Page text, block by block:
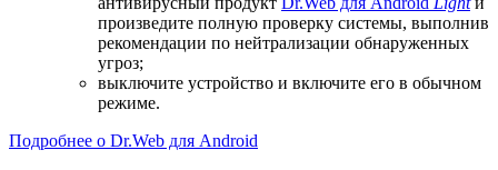
произведите полную проверку системы, выполнив
рекомендации по нейтрализации обнаруженных
угроз;
выключите устройство и включите его в обычном
режиме.
Подробнее о Dr.Web для Android